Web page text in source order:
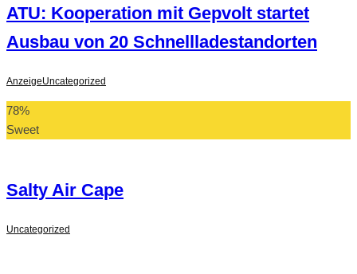
ATU: Kooperation mit Gepvolt startet
Ausbau von 20 Schnellladestandorten
AnzeigeUncategorized
78%
Sweet
Salty Air Cape
Uncategorized